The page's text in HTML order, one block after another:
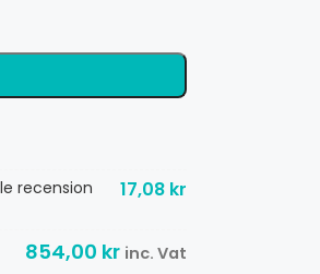
recension
17,08 kr
854,00 kr inc. Vat